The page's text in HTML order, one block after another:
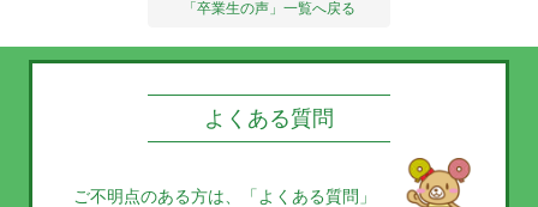
「卒業生の声」一覧へ戻る
よくある質問
ご不明点のある方は、
「よくある質問」